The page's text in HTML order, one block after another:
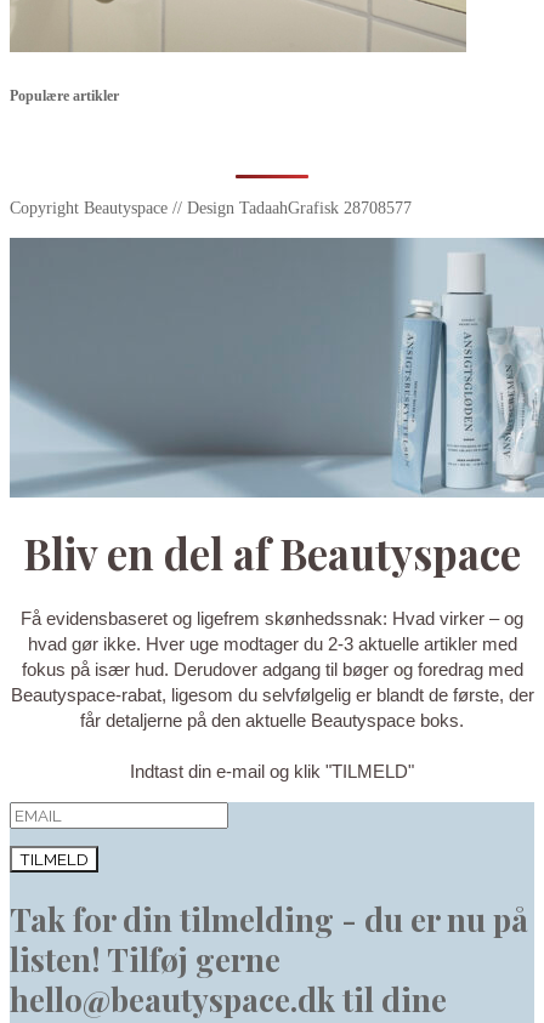
Populære artikler
Copyright Beautyspace // Design TadaahGrafisk 28708577
Bliv en del af Beautyspace
Få evidensbaseret og ligefrem skønhedssnak: Hvad virker – og
hvad gør ikke. Hver uge modtager du 2-3 aktuelle artikler med
fokus på især hud. Derudover adgang til bøger og foredrag med
Beautyspace-rabat, ligesom du selvfølgelig er blandt de første, der
får detaljerne på den aktuelle Beautyspace boks.
Indtast din e-mail og klik "TILMELD"
TILMELD
Tak for din tilmelding - du er nu på
listen! Tilføj gerne
hello@beautyspace.dk til dine